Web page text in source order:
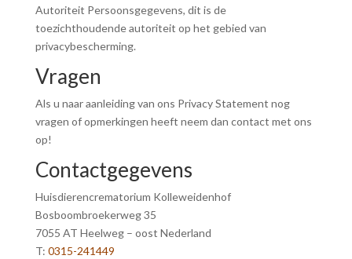
Autoriteit Persoonsgegevens, dit is de
toezichthoudende autoriteit op het gebied van
privacybescherming.
Vragen
Als u naar aanleiding van ons Privacy Statement nog
vragen of opmerkingen heeft neem dan contact met ons
op!
Contactgegevens
Huisdierencrematorium Kolleweidenhof
Bosboombroekerweg 35
7055 AT Heelweg – oost Nederland
T: 0315-241449